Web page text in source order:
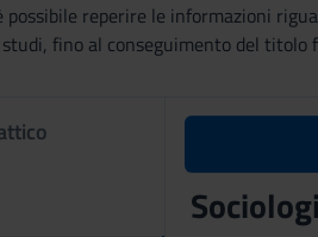
possibile reperire le informazioni
fino al conseguimento del titolo